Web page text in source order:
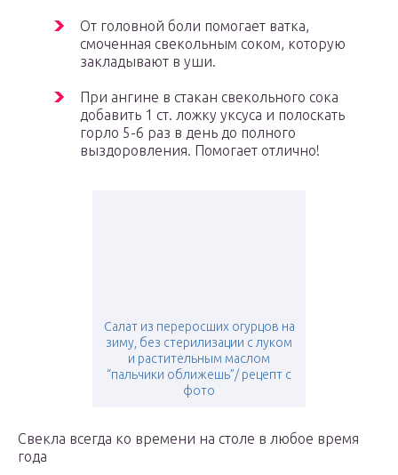
От головной боли помогает ватка,
смоченная свекольным соком, которую
закладывают в уши.
При ангине в стакан свекольного сока
добавить 1 ст. ложку уксуса и полоскать
горло 5-6 раз в день до полного
выздоровления. Помогает отлично!
Салат из переросших огурцов на
зиму, без стерилизации с луком
и растительным маслом
“пальчики оближешь”/ рецепт с
фото
Свекла всегда ко времени на столе в любое время
года